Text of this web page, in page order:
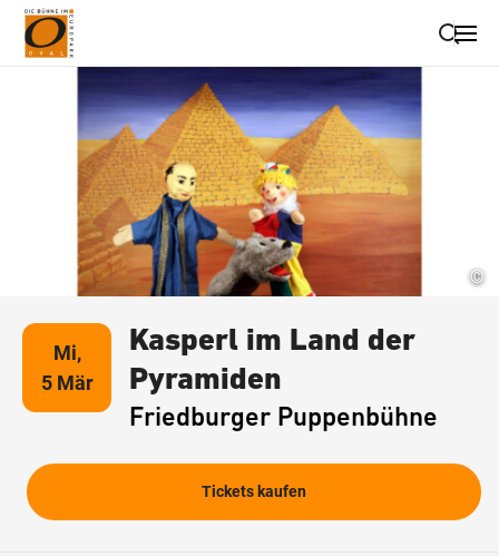
Suche schließen
Wegbeschreibung erhalten
©
Mi,
5 Mär
Kasperl im Land der
Pyramiden
Friedburger Puppenbühne
Tickets kaufen